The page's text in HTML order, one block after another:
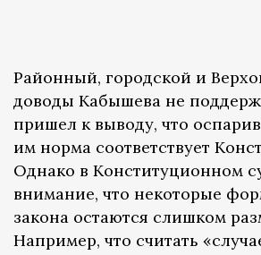
Районный, городской и
доводы Кабышева не
пришел к выводу, что
им норма соответствует
Однако в Конституционном
внимание, что некоторые
закона остаются слишком
Например, что считать